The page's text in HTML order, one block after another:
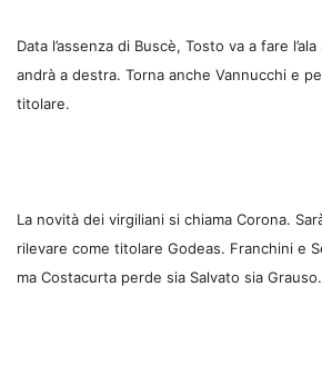
Data l’assenza di Buscè, Tosto va a fare
andrà a destra. Torna anche Vannucchi e
titolare.
La novità dei virgiliani si chiama Corona.
rilevare come titolare Godeas. Franchini e
ma Costacurta perde sia Salvato sia Grauso.